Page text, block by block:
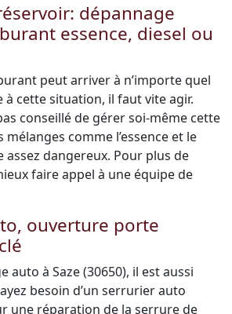
dépannage
essence, diesel ou
peut arriver à n’importe quel
à cette situation, il faut vite agir.
conseillé de gérer soi-même cette
comme l’essence et le
assez dangereux. Pour plus de
faire appel à une équipe de
ouverture porte
auto à Saze (30650), il est aussi
besoin d’un serrurier auto
une réparation de la serrure de